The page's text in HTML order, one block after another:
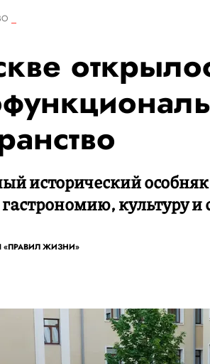
исторический
культуру
«ПРАВИЛ ЖИЗНИ»